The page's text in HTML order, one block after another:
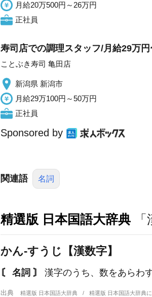
月給20万500円～26万円
正社員
寿司店での調理スタッフ/月給29万
ことぶき寿司 亀田店
新潟県 新潟市
月給29万100円～50万円
正社員
Sponsored by
関連語 名詞
精選版 日本国語大辞典
かん‐すうじ【漢数字】
〘 名詞 〙 漢字のうち、数をあらわ
出典 精選版 日本国語大辞典 精選版 日本国語大辞典